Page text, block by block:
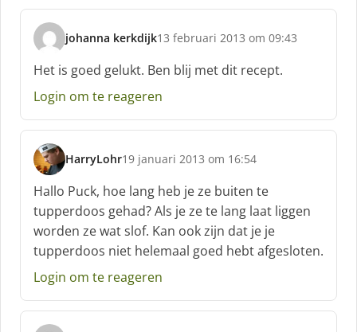
e
f
:
johanna kerkdijk
s
c
h
r
e
f
:
13 februari 2013 om 09:43
Het is goed gelukt. Ben blij met dit recept.
Login om te reageren
HarryLohr
s
c
h
r
e
e
:
19 januari 2013 om 16:54
Hallo Puck, hoe lang heb je ze buiten te
tupperdoos gehad? Als je ze te lang laat liggen
worden ze wat slof. Kan ook zijn dat je je
tupperdoos niet helemaal goed hebt afgesloten.
Login om te reageren